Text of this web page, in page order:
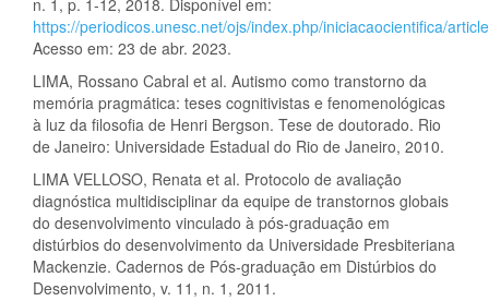
n. 1, p. 1-12, 2018. Disponível em:
https://periodicos.unesc.net/ojs/index.php/iniciacaocientifica/
Acesso em: 23 de abr. 2023.
LIMA, Rossano Cabral et al. Autismo como transtorno da
memória pragmática: teses cognitivistas e fenomenológicas
à luz da filosofia de Henri Bergson. Tese de doutorado. Rio
de Janeiro: Universidade Estadual do Rio de Janeiro, 2010.
LIMA VELLOSO, Renata et al. Protocolo de avaliação
diagnóstica multidisciplinar da equipe de transtornos globais
do desenvolvimento vinculado à pós-graduação em
distúrbios do desenvolvimento da Universidade Presbiteriana
Mackenzie. Cadernos de Pós-graduação em Distúrbios do
Desenvolvimento, v. 11, n. 1, 2011.